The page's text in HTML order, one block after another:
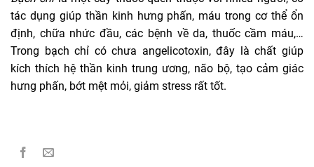
tác dụng giúp thần kinh hưng phấn, máu trong cơ thể ổn
định, chữa nhức đầu, các bệnh về da, thuốc cầm máu,…
Trong bạch chỉ có chưa angelicotoxin, đây là chất giúp
kích thích hệ thần kinh trung ương, não bộ, tạo cảm giác
hưng phấn, bớt mệt mỏi, giảm stress rất tốt.